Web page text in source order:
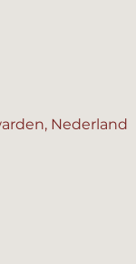
Nederland